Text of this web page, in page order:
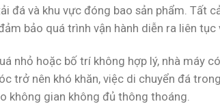
đá và khu vực đóng bao sản phẩm. Tất
bảo quá trình vận hành diễn ra liên tục
nhỏ hoặc bố trí không hợp lý, nhà máy
trở nên khó khăn, việc di chuyển đá
không gian không đủ thông thoáng.